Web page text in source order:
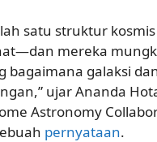
satu struktur
mereka
bagaimana galaksi
ujar Ananda
Astronomy
pernyataan.